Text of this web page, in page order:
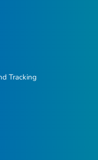
Tracking